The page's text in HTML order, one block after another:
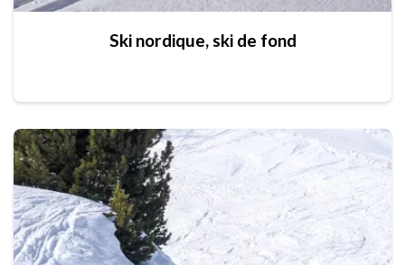
Ski nordique, ski de fond